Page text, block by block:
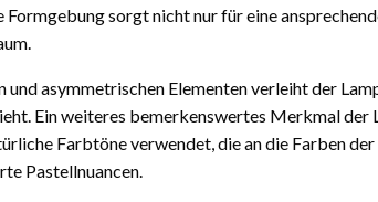
sorgt nicht nur für eine
und asymmetrischen Elementen verleiht der
Ein weiteres bemerkenswertes Merkmal
Farbtöne verwendet, die an die Farben
Pastellnuancen.